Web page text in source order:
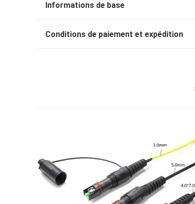
Informations de base
Conditions de paiement et expédition